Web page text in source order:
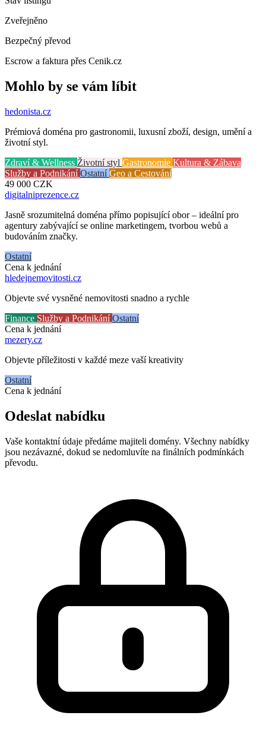
Zveřejněno
Bezpečný převod
Escrow a faktura přes Cenik.cz
Mohlo by se vám líbit
hedonista.cz
Prémiová doména pro gastronomii, luxusní zboží, design, umění a
životní styl.
Zdraví & Wellness Životní styl Gastronomie Kultura & Zábava
Služby a PodnikáníOstatníGeo a Cestování
49 000 CZK
digitalniprezence.cz
Jasně srozumitelná doména přímo popisující obor – ideální pro
agentury zabývající se online marketingem, tvorbou webů a
budováním značky.
Ostatní
Cena k jednání
hledejnemovitosti.cz
Objevte své vysněné nemovitosti snadno a rychle
Finance Služby a PodnikáníOstatní
Cena k jednání
mezery.cz
Objevte příležitosti v každé meze vaší kreativity
Ostatní
Cena k jednání
Odeslat nabídku
Vaše kontaktní údaje předáme majiteli domény. Všechny nabídky
jsou nezávazné, dokud se nedomluvíte na finálních podmínkách
převodu.